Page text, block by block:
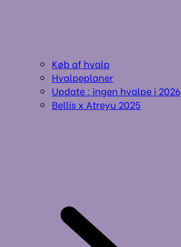
Køb af hvalp
Hvalpeplaner
Update : ingen hvalpe i 2026
Bellis x Atreyu 2025